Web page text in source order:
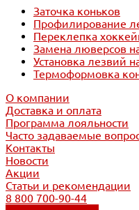
Заточка коньков
Профилирование
Переклепка
Замена люверсов
Установка лезвий
Термоформовка
О компании
Доставка и оплата
Программа лояльности
Часто задаваемые
Контакты
Новости
Акции
Статьи и рекомендации
8 800 700-90-44